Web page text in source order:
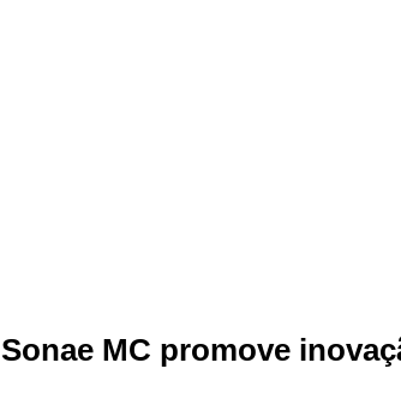
Sonae MC promove